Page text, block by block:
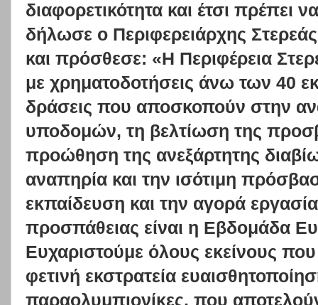
διαφορετικότητα και έτσι πρέπει
δήλωσε ο Περιφερειάρχης
και πρόσθεσε: «Η Περιφέρεια
με χρηματοδοτήσεις άνω των 40
δράσεις που αποσκοπούν στην
υποδομών, τη βελτίωση της
προώθηση της ανεξάρτητης
αναπηρία και την ισότιμη
εκπαίδευση και την αγορά
προσπάθειας είναι η Εβδομάδα
Ευχαριστούμε όλους εκείνους
φετινή εκστρατεία
παραολυμπιονίκες, που